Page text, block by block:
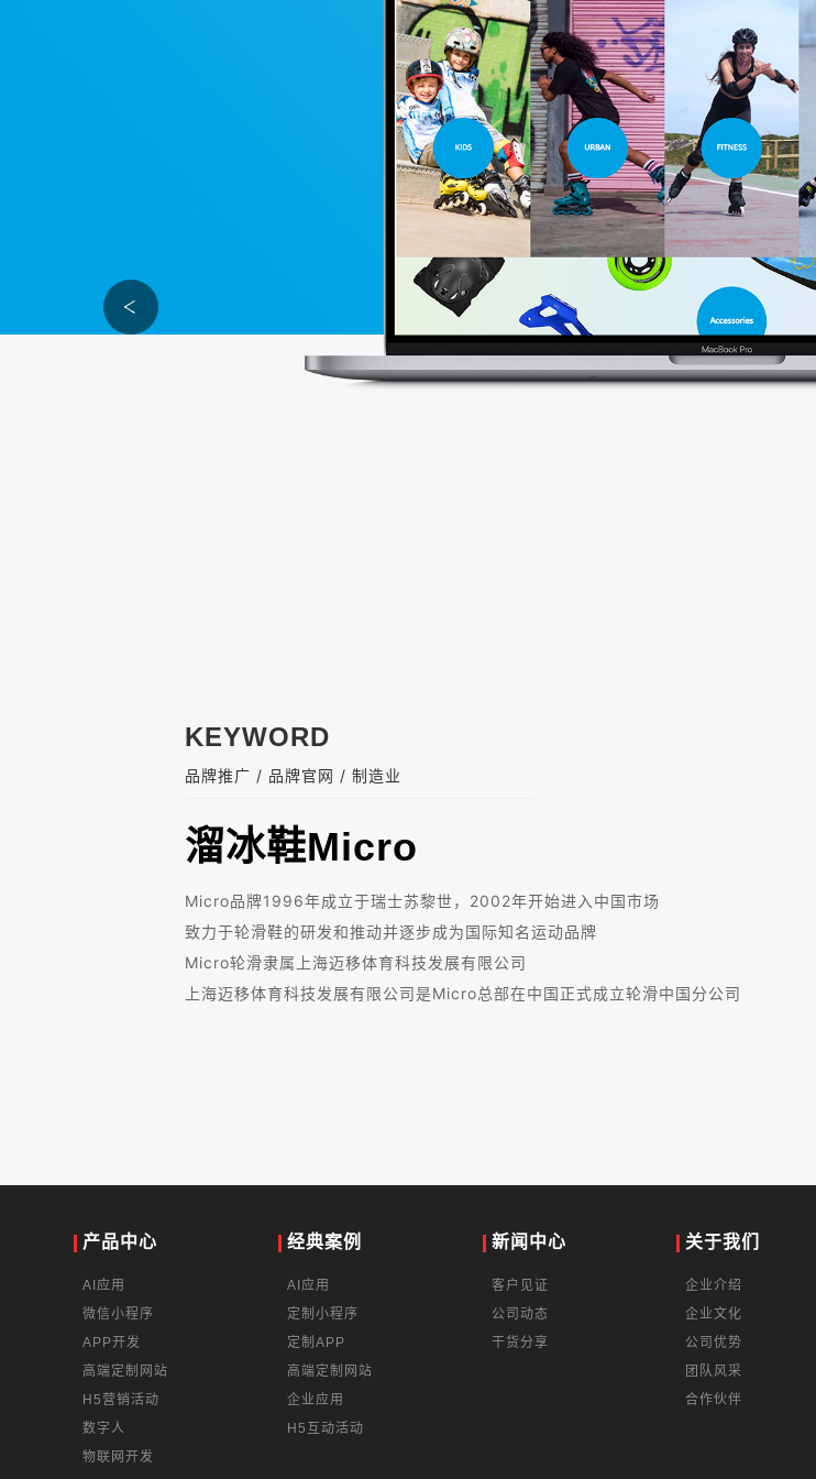
KEYWORD
品牌推广 / 品牌官网 / 制造业
溜冰鞋Micro
Micro品牌1996年成立于瑞士苏黎世，2002年开始进入中国市场
致力于轮滑鞋的研发和推动并逐步成为国际知名运动品牌
Micro轮滑隶属上海迈移体育科技发展有限公司
上海迈移体育科技发展有限公司是Micro总部在中国正式成立轮滑中国分公司
产品中心
AI应用
微信小程序
APP开发
高端定制网站
H5营销活动
数字人
物联网开发
经典案例
AI应用
定制小程序
定制APP
高端定制网站
企业应用
H5互动活动
新闻中心
客户见证
公司动态
干货分享
关于我们
企业介绍
企业文化
公司优势
团队风采
合作伙伴